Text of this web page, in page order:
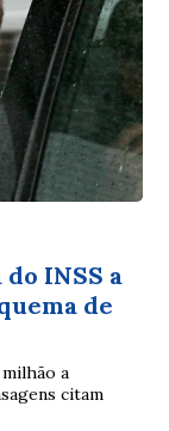
INSS a
de
a
citam